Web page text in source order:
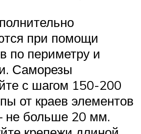
при помощи
по периметру и
Саморезы
с шагом 150-200
от краев элементов
не больше 20 мм.